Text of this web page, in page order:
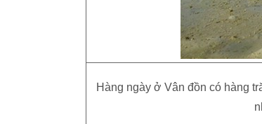
Hàng ngày ở Vân đồn có hàng